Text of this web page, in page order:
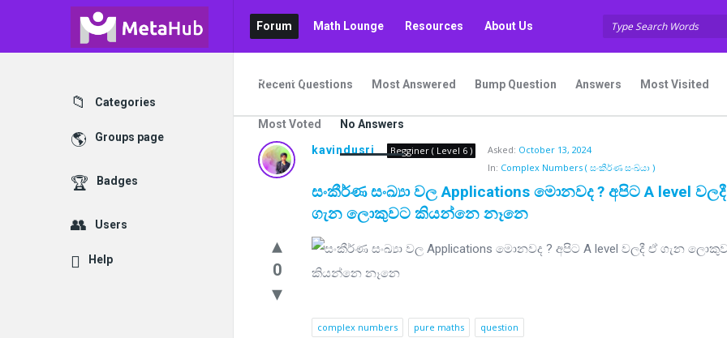
Forum Math Lounge Resources About Us
Contact Us
Recent Questions Most Answered Bump Question Answers Most Visited
Most Voted
No Answers
kavindusri
Begginer ( Level 6 ) Asked: October 13, 2024
In: Complex Numbers ( සංකීර්ණ සංඛ්යා )
සංකීර්ණ සංඛ්‍යා වල Applications මොනවද ? අපිට A level
ගැන ලොකුවට කියන්නෙ නෑනෙ
0
complex numbers pure maths question
Categories
Groups page
Badges
Users
Help